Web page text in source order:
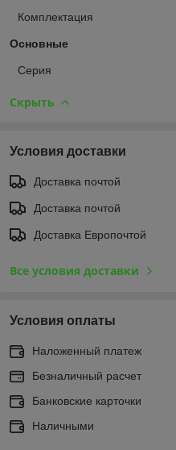
Комплектация
Основные
Серия
Скрыть
Условия доставки
Доставка почтой
Доставка почтой
Доставка Европочтой
Все условия доставки
Условия оплаты
Наложенный платеж
Безналичный расчет
Банковские карточки
Наличными